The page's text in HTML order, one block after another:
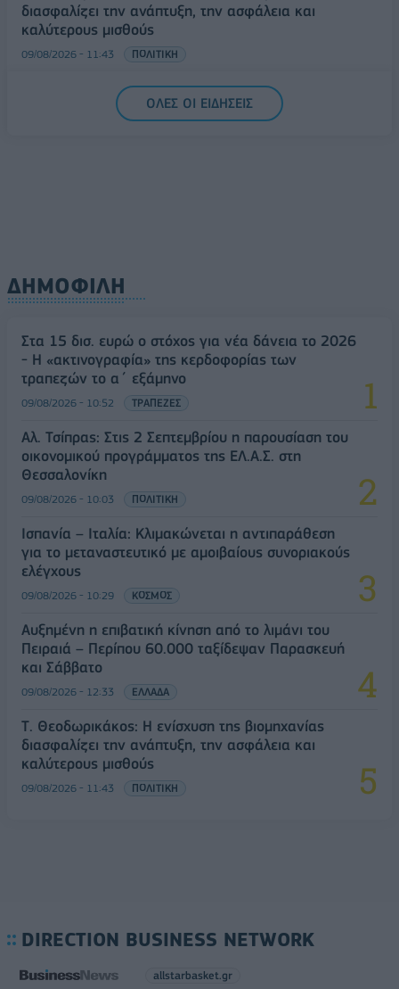
διασφαλίζει την ανάπτυξη, την ασφάλεια και
καλύτερους μισθούς
09/08/2026 - 11:43 ΠΟΛΙΤΙΚΗ
Υπ. Μεταφορών: Οριστική λύση στο ζήτημα των
πινακίδων κυκλοφορίας - Τέλος στις χρονοβόρες
ΟΛΕΣ ΟΙ ΕΙΔΗΣΕΙΣ
ΔΗΜΟΦΙΛΗ
Στα 15 δισ. ευρώ ο στόχος για νέα δάνεια το 2026
- Η «ακτινογραφία» της κερδοφορίας των
τραπεζών το α΄ εξάμηνο
09/08/2026 - 10:52 ΤΡΑΠΕΖΕΣ
Αλ. Τσίπρας: Στις 2 Σεπτεμβρίου η παρουσίαση του
οικονομικού προγράμματος της ΕΛ.Α.Σ. στη
Θεσσαλονίκη
09/08/2026 - 10:03 ΠΟΛΙΤΙΚΗ
Ισπανία – Ιταλία: Κλιμακώνεται η αντιπαράθεση
για το μεταναστευτικό με αμοιβαίους συνοριακούς
ελέγχους
09/08/2026 - 10:29 ΚΟΣΜΟΣ
Αυξημένη η επιβατική κίνηση από το λιμάνι του
Πειραιά – Περίπου 60.000 ταξίδεψαν Παρασκευή
και Σάββατο
09/08/2026 - 12:33 ΕΛΛΑΔΑ
Τ. Θεοδωρικάκος: Η ενίσχυση της βιομηχανίας
διασφαλίζει την ανάπτυξη, την ασφάλεια και
καλύτερους μισθούς
09/08/2026 - 11:43 ΠΟΛΙΤΙΚΗ
DIRECTION BUSINESS NETWORK
allstarbasket.gr